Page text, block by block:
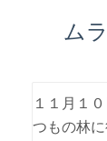
ム
１１月１
つもの林